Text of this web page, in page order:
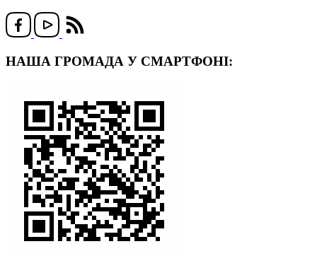
НАША ГРОМАДА У СМАРТФОНІ: